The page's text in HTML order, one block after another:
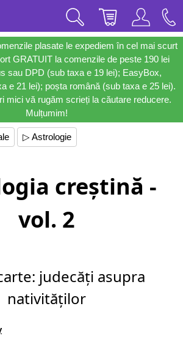
plasate le expediem în cel mai scurt
GRATUIT la comenzile de peste 190 lei
sau DPD (sub taxa e 19 lei); EasyBox,
e 21 lei); poșta română (sub taxa e 25 lei).
mici vă rugăm scrieți la căutare reducere.
Mulțumim!
▷ Astrologie
creștină -
vol. 2
judecăți asupra
nativităților